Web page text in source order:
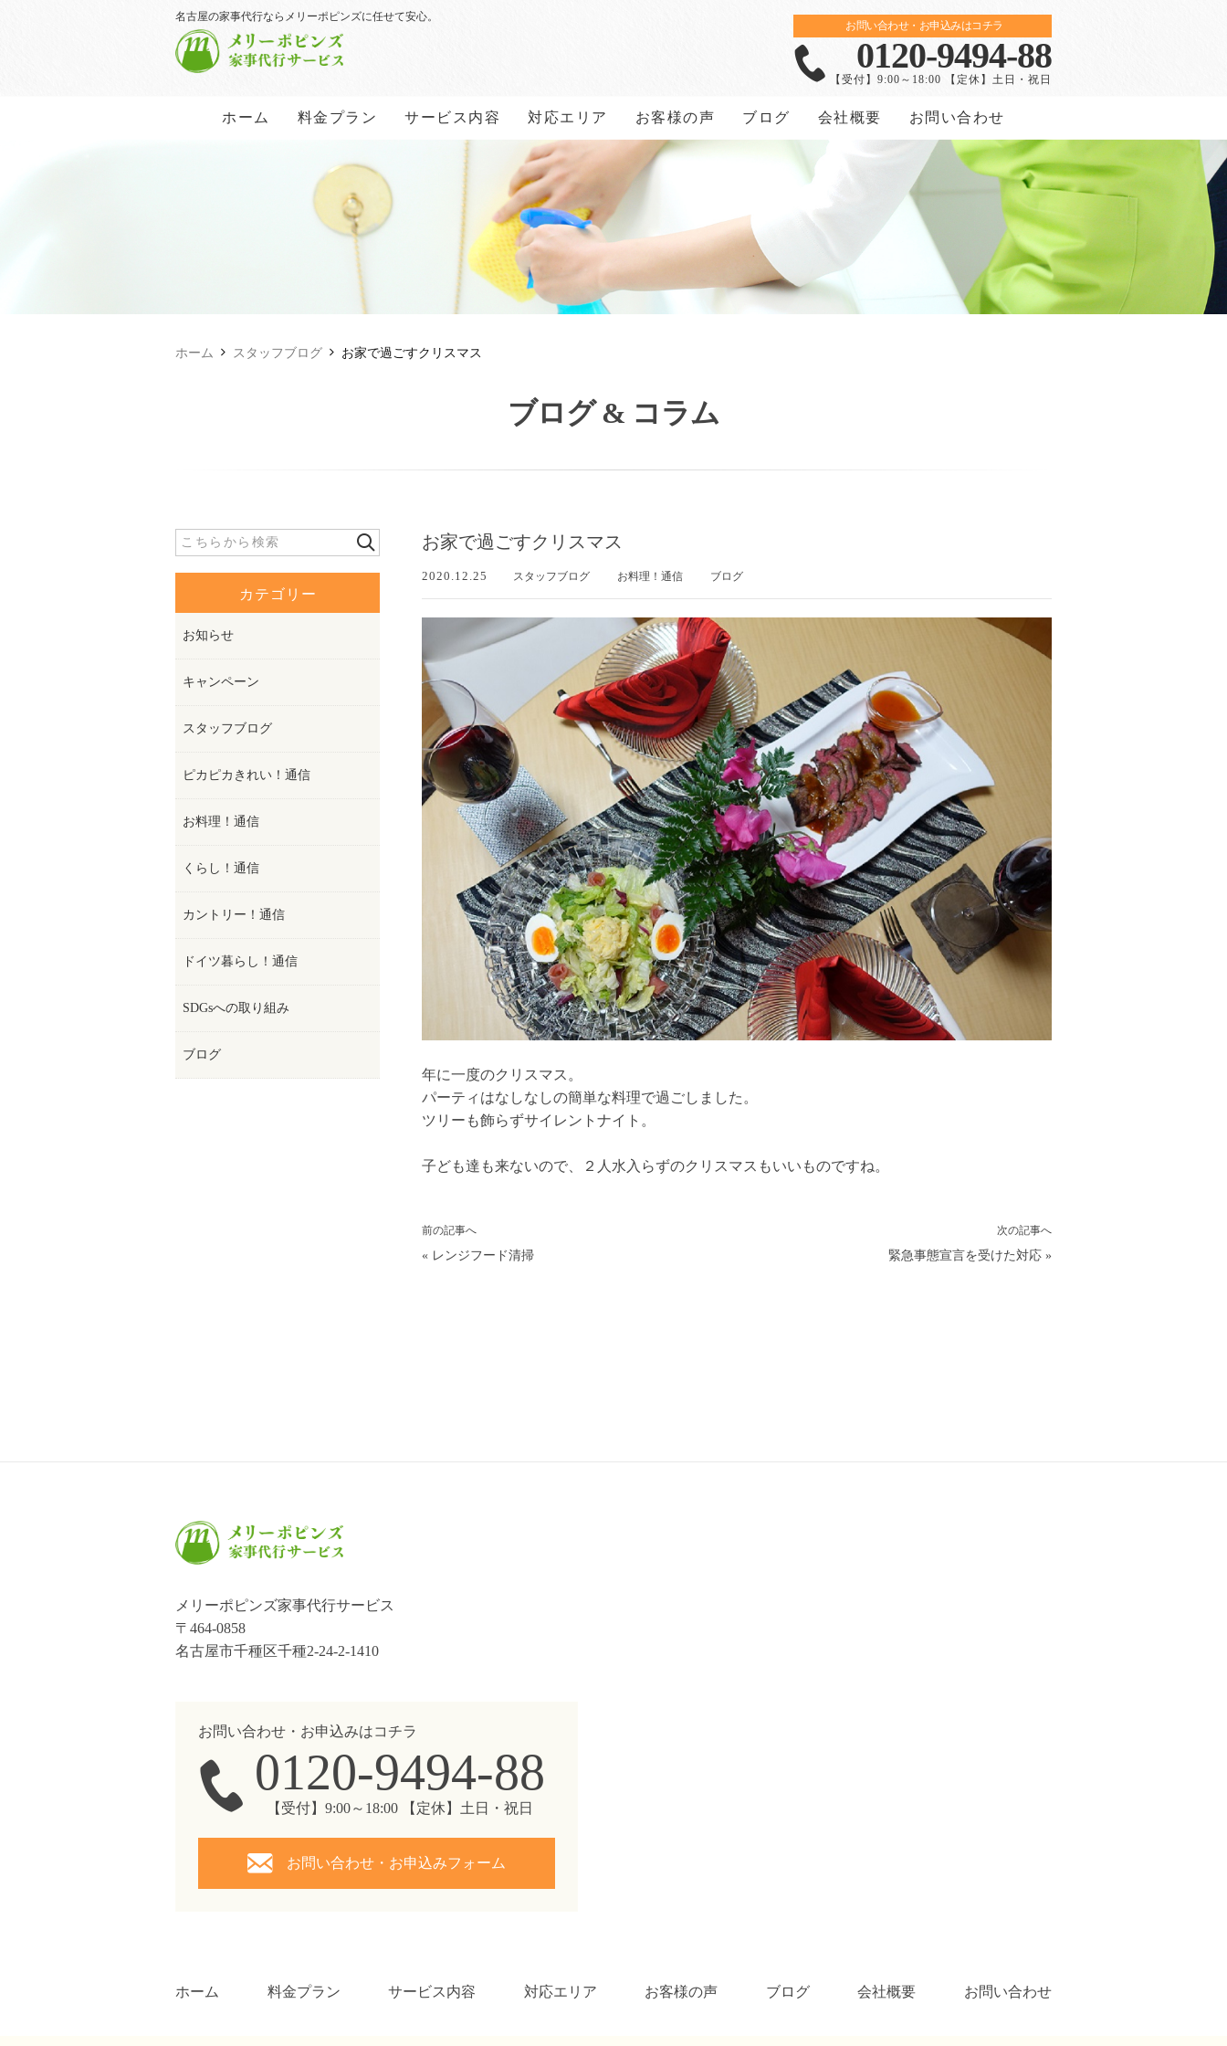
名古屋の家事代行ならメリーポピンズに任せて安心。
お問い合わせ・お申込みはコチラ
0120-9494-88
【受付】9:00～18:00 【定休】土日・祝日
ホーム 料金プラン サービス内容 対応エリア お客様の声 ブログ 会社概要 お問い合わせ
ホーム スタッフブログ お家で過ごすクリスマス
ブログ & コラム
お家で過ごすクリスマス
2020.12.25 スタッフブログ お料理！通信 ブログ
年に一度のクリスマス。
パーティはなしなしの簡単な料理で過ごしました。
ツリーも飾らずサイレントナイト。
子ども達も来ないので、２人水入らずのクリスマスもいいものですね。
前の記事へ
« レンジフード清掃
次の記事へ
緊急事態宣言を受けた対応 »
カテゴリー
お知らせ
キャンペーン
スタッフブログ
ピカピカきれい！通信
お料理！通信
くらし！通信
カントリー！通信
ドイツ暮らし！通信
SDGsへの取り組み
ブログ
メリーポピンズ家事代行サービス
〒464-0858
名古屋市千種区千種2-24-2-1410
お問い合わせ・お申込みはコチラ
0120-9494-88
【受付】9:00～18:00 【定休】土日・祝日
お問い合わせ・お申込みフォーム
ホーム 料金プラン サービス内容 対応エリア お客様の声 ブログ 会社概要 お問い合わせ